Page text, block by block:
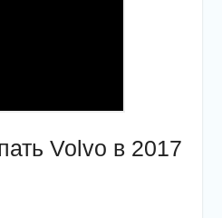
Volvo в 2017